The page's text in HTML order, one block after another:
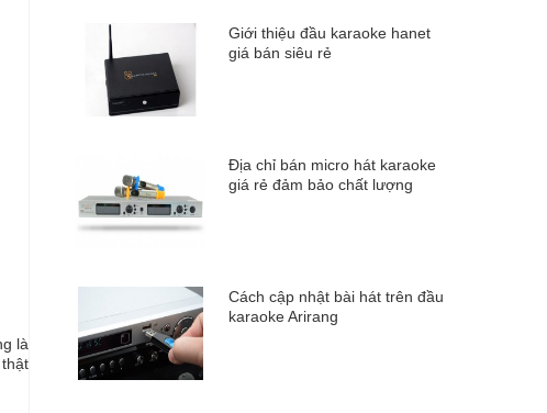
là
Giới thiệu đầu karaoke hanet
giá bán siêu rẻ
Địa chỉ bán micro hát karaoke
giá rẻ đảm bảo chất lượng
Cách cập nhật bài hát trên đầu
karaoke Arirang